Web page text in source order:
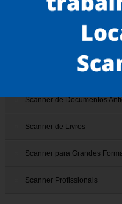
Scanner de Documentos
Scanner de Documentos
Scanner de Livros
Scanner para Grandes
Scanner Profissionais